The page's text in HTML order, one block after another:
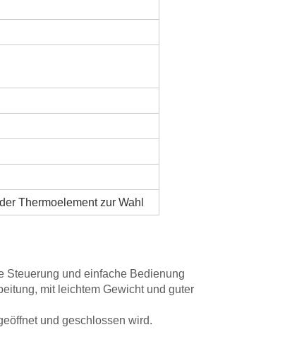
Thermoelement zur Wahl
Steuerung und einfache Bedienung
mit leichtem Gewicht und guter
und geschlossen wird.